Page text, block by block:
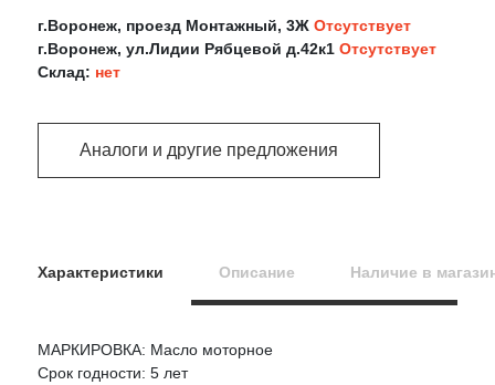
г.Воронеж, проезд Монтажный, 3Ж Отсутствует
г.Воронеж, ул.Лидии Рябцевой д.42к1 Отсутствует
Склад: нет
Аналоги и другие предложения
Характеристики Описание Наличие в
МАРКИРОВКА: Масло моторное
Срок годности: 5 лет
Оцените товар: